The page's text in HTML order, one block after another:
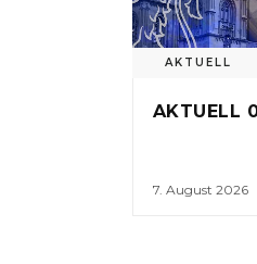
AKTUELL
AKTUELL
7. August 2026